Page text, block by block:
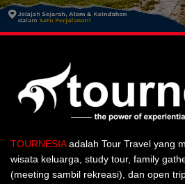
TOURNESIAadalah Tour Travel yang
wisata keluarga, study tour, family
(meeting sambil rekreasi), dan open